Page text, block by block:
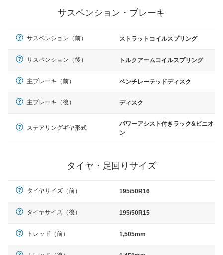
サスペンション・ブレーキ
サスペンション（前） ストラットコイルスプリング
サスペンション（後） トルクアームコイルスプリング
主ブレーキ（前） ベンチレーテッドディスク
主ブレーキ（後） ディスク
ステアリングギヤ形式
パワーアシスト付きラック&ピニオ
ン
タイヤ・足回りサイズ
タイヤサイズ（前） 195/50R16
タイヤサイズ（後） 195/50R15
トレッド（前） 1,505mm